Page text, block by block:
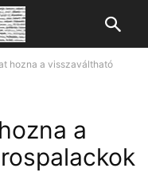
hozna a visszaváltható
a